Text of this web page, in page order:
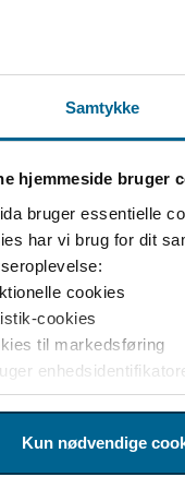
Samtykke
hjemmeside bruger
bruger essentielle
har vi brug for dit
cookies
cookies
til markedsføring
trafikken på
indsamlet fra din
tid klikke på
Kun nødvendige